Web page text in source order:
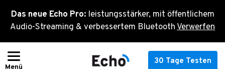
Das neue Echo Pro: leistungsstärker, mit öffentlichem
Audio-Streaming & verbessertem BluetoothVerwerfen
Inhalt
springen
30 Tage Testen